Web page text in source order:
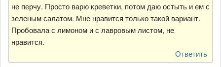
не перчу. Просто варю креветки, потом даю остыть и ем с
зеленым салатом. Мне нравится только такой вариант.
Пробовала с лимоном и с лавровым листом, не
нравится.
Ответить